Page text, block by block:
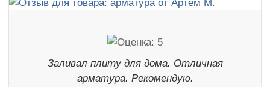
Заливал плиту для дома. Отличная
арматура. Рекомендую.